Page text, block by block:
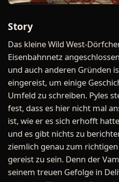
Story
Das kleine Wild West-
Eisenbahnnetz
und auch anderen Gründen
eingereist, um einige
Umfeld zu schreiben. Pyles
fest, dass es hier nicht mal
ist, wie er es sich erhofft
und es gibt nichts zu
ziemlich genau zum
gereist zu sein. Denn der
seinem treuen Gefolge in